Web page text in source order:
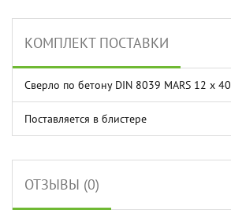
КОМПЛЕКТ ПОСТАВКИ
Сверло по бетону DIN 8039 MARS 12 x
Поставляется в блистере
ОТЗЫВЫ (0)